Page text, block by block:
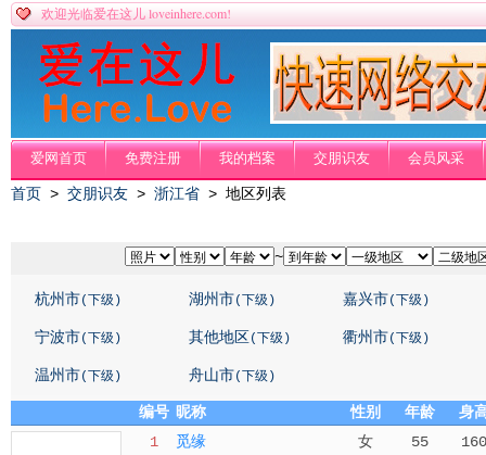
欢迎光临爱在这儿 loveinhere.com!
爱网首页 免费注册 我的档案 交朋识友 会员风采
首页 > 交朋识友 > 浙江省 > 地区列表
~
杭州市(下级) 湖州市(下级) 嘉兴市(下级)
宁波市(下级) 其他地区 (下级) 衢州市(下级)
温州市(下级) 舟山市(下级)
编号 昵称 性别 年龄
身
1
觅缘 女 55
160